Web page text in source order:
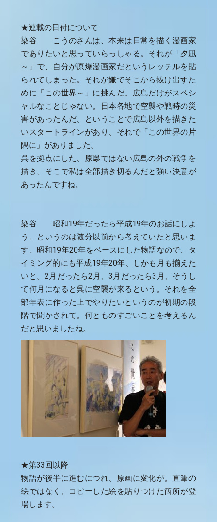
★連載の日付について
染谷 こうのさんは、本来は日常を描く漫画家
でありたいと思っていらっしゃる。それが「夕凪
～」で、自分が原爆漫画家だというレッテルを貼
られてしまった。それが嫌でそこから抜け出すた
めに「この世界～」に挑んだ。広島だけがスペシ
ャルなことじゃない。日本各地で空襲や戦時の災
害があったんだ、ということで広島以外を描きた
いスタートラインがあり、それで「この世界の片
隅に」がありました。
呉を拠点にした、原爆ではない広島の外の戦争を
描き、そこで私は全部描き切るんだと強い決意が
あったんですね。
染谷 昭和19年だったら平成19年のお話にしよ
う、というのは随分以前から考えていたと思いま
す。昭和19年20年をベースにした物語なので、タ
イミング的にも平成19年20年、しかも月も揃えた
いと。2月だったら2月、3月だったら3月、そうし
て何月になると呉に空襲が来るという。それを全
部年表に作った上でやりたいというのが初期の段
階で聞かされて。何とものすごいことを考えるん
だと思いましたね。
★第33回以降
物語が後半に進むにつれ、原画に変化が。直筆の
絵ではなく、コピーした絵を貼りつけた箇所が登
場します。